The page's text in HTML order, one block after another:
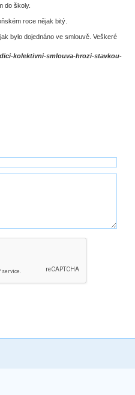
do školy.
roce nějak bitý.
bylo dojednáno ve smlouvě. Veškeré
kolektivni-smlouva-hrozi-stavkou-